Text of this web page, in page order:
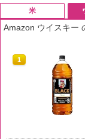
米
1
Amazon ウイスキー
1